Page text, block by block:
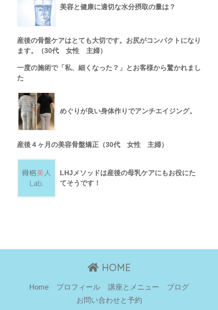
美容と健康に適切な水分摂取の量は？
産後の骨盤ケアはとても大切です。お尻がコンパクトになり
ます。（30代 女性 主婦）
一度の施術で「私、細くなった？」とお客様から驚かれまし
た
めぐりが良い身体作りでアンチエイジング。
産後４ヶ月の美容骨盤矯正（30代 女性 主婦）
LHJメソッドは産後の母乳ケアにもお役にた
てそうです！
HOME
Home プロフィール 講座とメニュー
ブログ
お問い合わせと予約